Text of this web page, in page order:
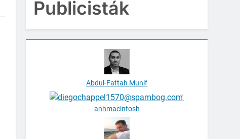
Publicisták
Abdul-Fattah Munif
anhmacintosh